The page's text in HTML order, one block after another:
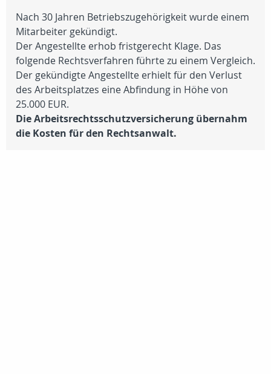
Nach 30 Jahren Betriebszugehörigkeit wurde einem
Mitarbeiter gekündigt.
Der Angestellte erhob fristgerecht Klage. Das
folgende Rechtsverfahren führte zu einem Vergleich.
Der gekündigte Angestellte erhielt für den Verlust
des Arbeitsplatzes eine Abfindung in Höhe von
25.000 EUR.
Die Arbeitsrechtsschutzversicherung übernahm
die Kosten für den Rechtsanwalt.